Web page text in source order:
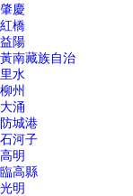
肇慶
紅橋
益陽
黃南藏族自治
里水
柳州
大涌
防城港
石河子
高明
臨高縣
光明